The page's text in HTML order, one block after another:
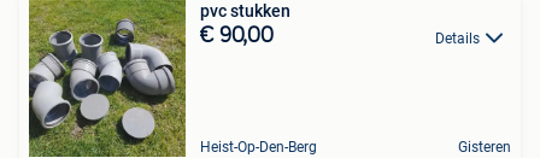
pvc stukken
€ 90,00 Details
Heist-Op-Den-Berg Gisteren